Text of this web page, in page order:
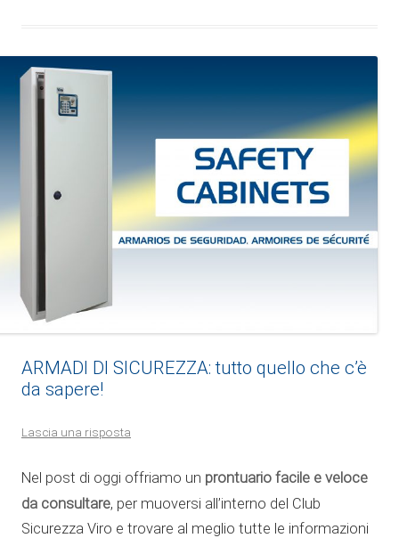
ARMADI DI SICUREZZA: tutto quello che c’è
da sapere!
Lascia una risposta
Nel post di oggi offriamo un prontuario facile e veloce
da consultare, per muoversi all’interno del Club
Sicurezza Viro e trovare al meglio tutte le informazioni